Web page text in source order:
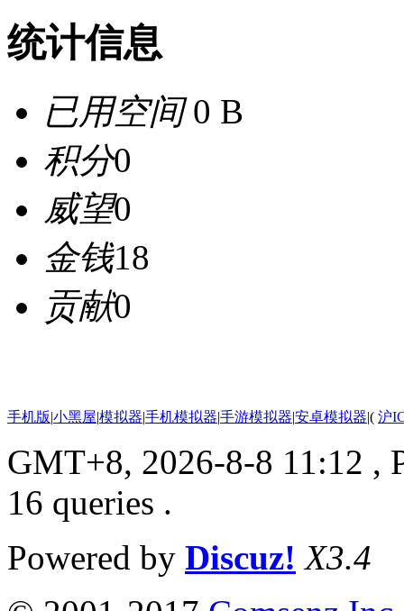
统计信息
已用空间0 B
积分0
威望0
金钱18
贡献0
手机版|小黑屋|模拟器|手机模拟器|手游模拟器|安卓模拟器|( 沪
GMT+8, 2026-8-8 11:12 ,
16 queries .
Powered by Discuz! X3.4